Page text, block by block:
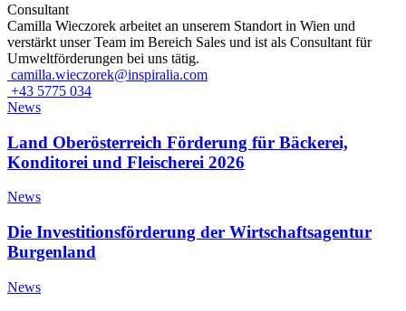
Consultant
Camilla Wieczorek arbeitet an unserem Standort in Wien und
verstärkt unser Team im Bereich Sales und ist als Consultant für
Umweltförderungen bei uns tätig.
camilla.wieczorek@inspiralia.com
+43 5775 034
News
Land Oberösterreich Förderung für Bäckerei,
Konditorei und Fleischerei 2026
News
Die Investitionsförderung der Wirtschaftsagentur
Burgenland
News